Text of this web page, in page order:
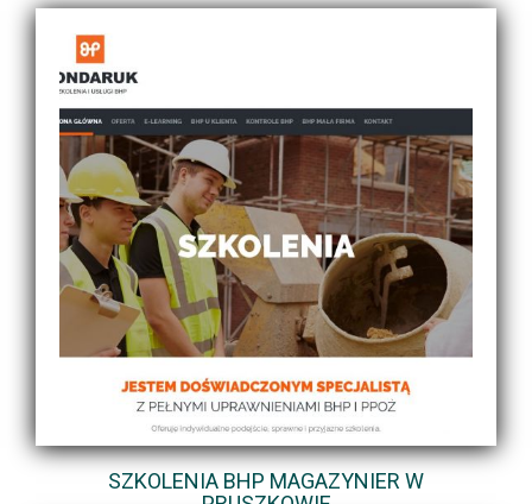
SZKOLENIA BHP MAGAZYNIER W